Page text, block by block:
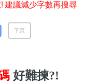
風水號分類
建議減少字數再搜尋
下頁
好難揀?!